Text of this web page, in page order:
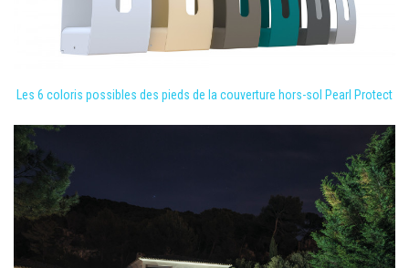
Les 6 coloris possibles des pieds de la couverture hors-sol Pearl Protect